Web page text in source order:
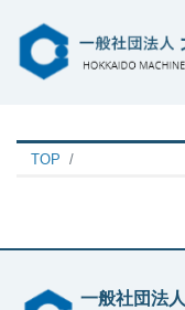
TOP
一般社団法人